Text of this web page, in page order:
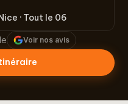
· Tout le 06
Voir nos avis